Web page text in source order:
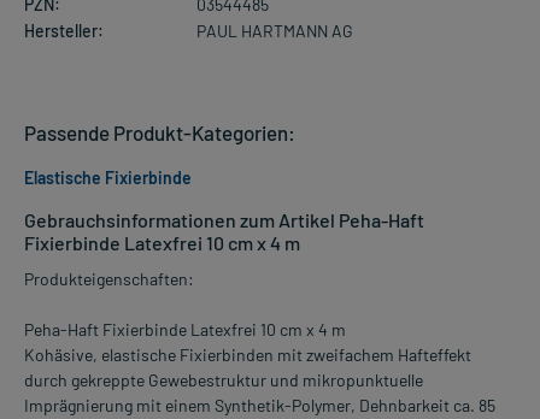
PZN:
03544485
Hersteller:
PAUL HARTMANN AG
Gebrauchsinformationen zum Artikel Peha-Haft
Fixierbinde Latexfrei 10 cm x 4 m
Produkteigenschaften:
Peha-Haft Fixierbinde Latexfrei 10 cm x 4 m
Kohäsive, elastische Fixierbinden mit zweifachem Hafteffekt
durch gekreppte Gewebestruktur und mikropunktuelle
Imprägnierung mit einem Synthetik-Polymer, Dehnbarkeit ca. 85
Passende Produkt-Kategorien:
Elastische Fixierbinde